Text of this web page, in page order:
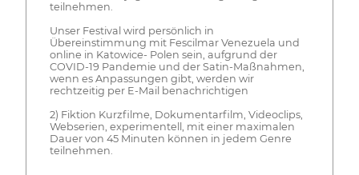
teilnehmen.
Unser Festival wird persönlich in
Übereinstimmung mit Fescilmar Venezuela und
online in Katowice- Polen sein, aufgrund der
COVID-19 Pandemie und der Satin-Maßnahmen,
wenn es Anpassungen gibt, werden wir
rechtzeitig per E-Mail benachrichtigen
2) Fiktion Kurzfilme, Dokumentarfilm, Videoclips,
Webserien, experimentell, mit einer maximalen
Dauer von 45 Minuten können in jedem Genre
teilnehmen.